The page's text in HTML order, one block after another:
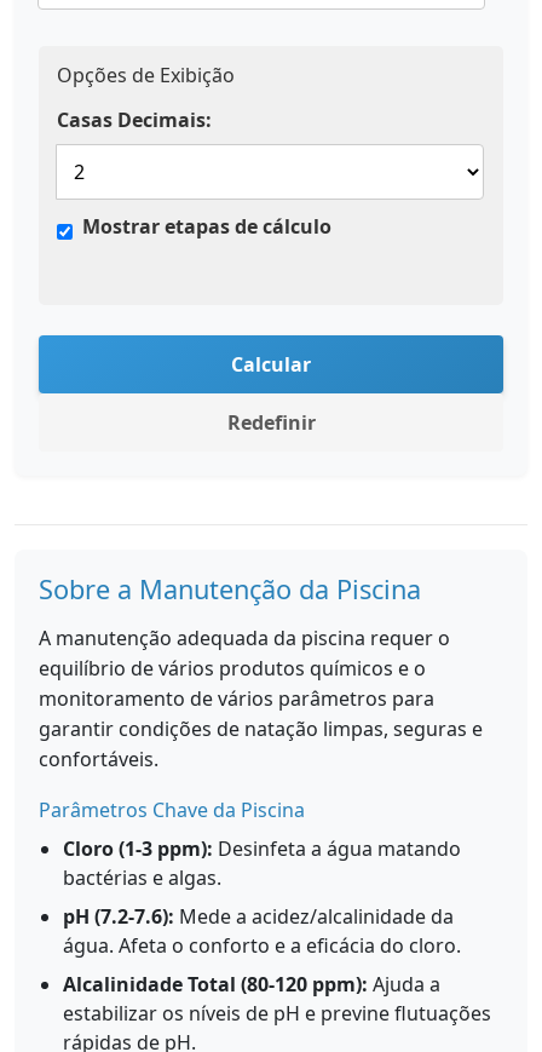
Opções de Exibição
Casas Decimais:
Mostrar etapas de cálculo
Calcular
Redefinir
Sobre a Manutenção da Piscina
A manutenção adequada da piscina requer o
equilíbrio de vários produtos químicos e o
monitoramento de vários parâmetros para
garantir condições de natação limpas, seguras e
confortáveis.
Parâmetros Chave da Piscina
Cloro (1-3 ppm): Desinfeta a água matando
bactérias e algas.
pH (7.2-7.6): Mede a acidez/alcalinidade da
água. Afeta o conforto e a eficácia do cloro.
Alcalinidade Total (80-120 ppm): Ajuda a
estabilizar os níveis de pH e previne flutuações
rápidas de pH.